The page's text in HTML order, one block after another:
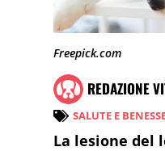
Freepick.com
REDAZIONE
SALUTE E
La lesione del